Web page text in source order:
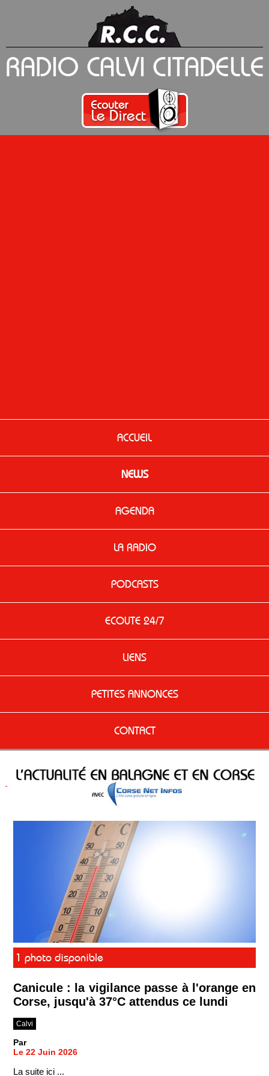
ACCUEIL
NEWS
AGENDA
LA RADIO
PODCASTS
ECOUTE 24/7
LIENS
PETITES ANNONCES
CONTACT
1 photo disponible
Canicule : la vigilance passe à l'orange en
Corse, jusqu'à 37°C attendus ce lundi
Calvi
Par
Le 22 Juin 2026
La suite ici ...